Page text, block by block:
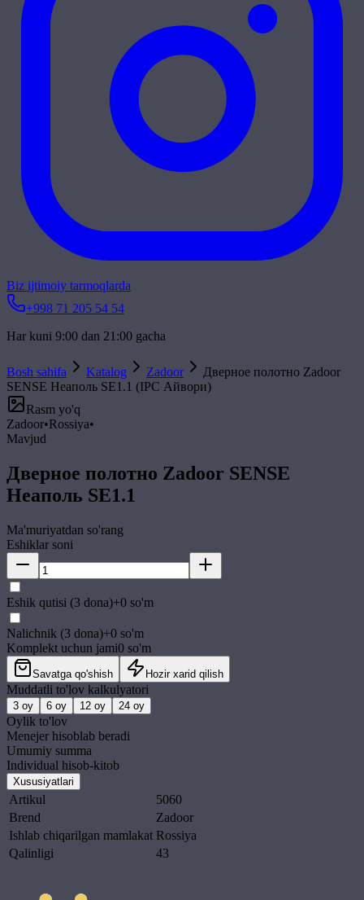
Biz ijtimoiy tarmoqlarda
+998 71 205 54 54
Har kuni 9:00 dan 21:00 gacha
Bosh sahifa Katalog Zadoor
Дверное полотно Zadoor
SENSE Неаполь SE1.1 (IPC Айвори)
Rasm yo'q
Zadoor•Rossiya•
Mavjud
Дверное полотно Zadoor SENSE
Неаполь SE1.1
Ma'muriyatdan so'rang
Eshiklar soni
Eshik qutisi (3 dona)+0 so'm
Nalichnik (3 dona)+0 so'm
Komplekt uchun jami0 so'm
Savatga qo'shish Hozir xarid qilish
Muddatli to'lov kalkulyatori
3 oy 6 oy 12 oy 24 oy
Oylik to'lov
Menejer hisoblab beradi
Umumiy summa
Individual hisob-kitob
Xususiyatlari
Artikul
5060
Brend
Zadoor
Ishlab chiqarilgan mamlakat Rossiya
Qalinligi
43